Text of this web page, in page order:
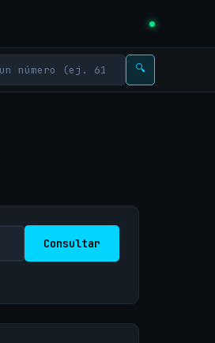
🔍
Consultar